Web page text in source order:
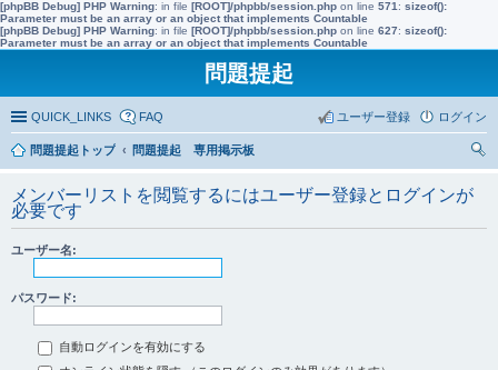
[phpBB Debug] PHP Warning: in file [ROOT]/phpbb/session.php on line 571 : sizeof():
Parameter must be an array or an object that implements Countable
[phpBB Debug] PHP Warning: in file [ROOT]/phpbb/session.php on line 627: sizeof():
Parameter must be an array or an object that implements Countable
問題提起
QUICK_LINKS FAQ ログイン
ユーザー登録
問題提起トップ
問題提起 専用掲示板
メンバーリストを閲覧するにはユーザー登録とログインが
必要です
ユーザー名:
パスワード:
自動ログインを有効にする